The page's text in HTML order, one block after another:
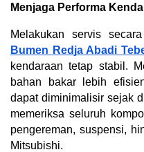
Menjaga Performa
Melakukan servis
Bumen Redja Abadi
kendaraan tetap stabil.
bahan bakar lebih
dapat diminimalisir sejak
memeriksa seluruh
pengereman, suspensi,
Mitsubishi.